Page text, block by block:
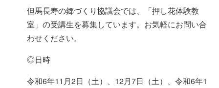
但馬長寿の郷づくり協議会では、「押し花体験教
室」の受講生を募集しています。お気軽にお問い合
わせください。
◎日時
令和6年11月2日（土）、12月7日（土）、令和6年1